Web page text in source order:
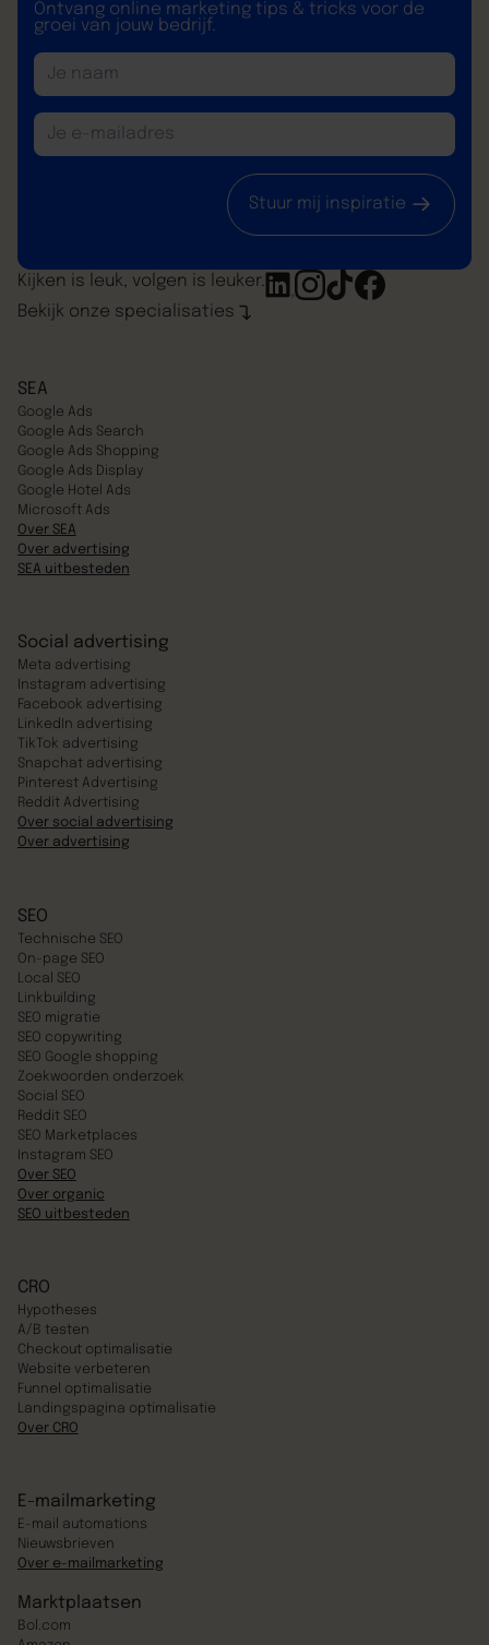
Ontvang online marketing tips & tricks voor de
groei van jouw bedrijf.
Stuur mij inspiratie
Bekijk onze specialisaties
Kijken is leuk, volgen is leuker.
SEA
Google Ads
Google Ads Search
Google Ads Shopping
Google Ads Display
Google Hotel Ads
Microsoft Ads
Over SEA
Over advertising
SEA uitbesteden
Social advertising
Meta advertising
Instagram advertising
Facebook advertising
LinkedIn advertising
TikTok advertising
Snapchat advertising
Pinterest Advertising
Reddit Advertising
Over social advertising
Over advertising
SEO
Technische SEO
On-page SEO
Local SEO
Linkbuilding
SEO migratie
SEO copywriting
SEO Google shopping
Zoekwoorden onderzoek
Social SEO
Reddit SEO
SEO Marketplaces
Instagram SEO
Over SEO
Over organic
SEO uitbesteden
CRO
Hypotheses
A/B testen
Checkout optimalisatie
Website verbeteren
Funnel optimalisatie
Landingspagina optimalisatie
Over CRO
E-mailmarketing
E-mail automations
Nieuwsbrieven
Over e-mailmarketing
Marktplaatsen
Bol.com